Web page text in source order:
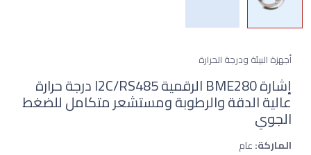
أجهزة البيئة ودرجة الحرارة
إشارة BME280 الرقمية I2C/RS485 درجة حرارة
عالية الدقة والرطوبة ومستشعر متكامل للضغط
الجوي
الماركة:عام